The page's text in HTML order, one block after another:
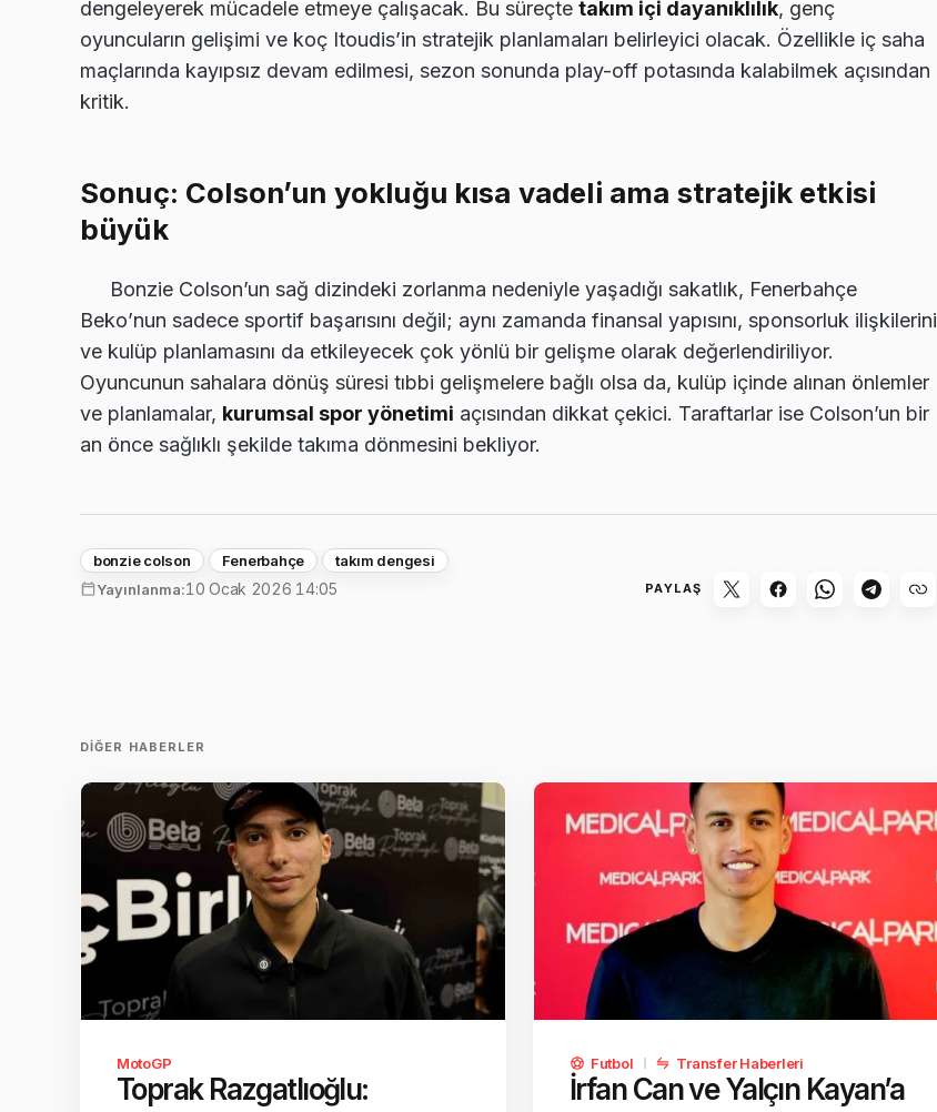
dengeleyerek mücadele etmeye çalışacak. Bu süreçte takım içi dayanıklılık, genç
oyuncuların gelişimi ve koç Itoudis’in stratejik planlamaları belirleyici olacak. Özellikle iç saha
maçlarında kayıpsız devam edilmesi, sezon sonunda play-off potasında kalabilmek açısından
kritik.
Sonuç: Colson’un yokluğu kısa vadeli ama stratejik etkisi
büyük
Bonzie Colson’un sağ dizindeki zorlanma nedeniyle yaşadığı sakatlık, Fenerbahçe
Beko’nun sadece sportif başarısını değil; aynı zamanda finansal yapısını, sponsorluk ilişkilerini
ve kulüp planlamasını da etkileyecek çok yönlü bir gelişme olarak değerlendiriliyor.
Oyuncunun sahalara dönüş süresi tıbbi gelişmelere bağlı olsa da, kulüp içinde alınan önlemler
ve planlamalar, kurumsal spor yönetimi açısından dikkat çekici. Taraftarlar ise Colson’un bir
an önce sağlıklı şekilde takıma dönmesini bekliyor.
bonzie colson Fenerbahçe
takım dengesi
Yayınlanma:10 Ocak 2026 14:05 PAYLAŞ
DIĞER HABERLER
MotoGP
Toprak Razgatlıoğlu:
Futbol Transfer Haberleri
İrfan Can ve Yalçın Kayan’a